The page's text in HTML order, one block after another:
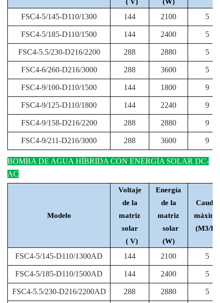
FSC4-5/145-D110/1300 144 2100 5
FSC4-5/185-D110/1500 144 2400 5
FSC4-5.5/230-D216/2200 288 2880 5
FSC4-6/260-D216/3000 288 3600 5
FSC4-9/100-D110/1500 144 1800 9
FSC4-9/125-D110/1800 144 2240 9
FSC4-9/158-D216/2200 288 2880 9
FSC4-9/211-D216/3000 288 3600 9
BOMBA DE AGUA HÍBRIDA CON ENERGÍA SOLAR DC-
AC
Modelo
Voltaje
de la
matriz
solar
( V)
Energía
de la
matriz
solar
(W)
Caudal
máximo
(M3/H)
FSC4-5/145-D110/1300AD 144 2100 5
FSC4-5/185-D110/1500AD 144 2400 5
FSC4-5.5/230-D216/2200AD 288 2880 5